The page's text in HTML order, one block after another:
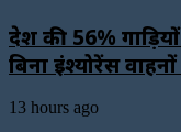
देश की 56% गाड़ियों
बिना इंश्योरेंस
13 hours ago